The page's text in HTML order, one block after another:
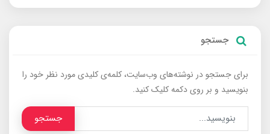
جستجو
برای جستجو در نوشته‌های وب‌سایت، کلمه‌ی کلیدی مورد نظر خود را
بنویسید و بر روی دکمه کلیک کنید.
جستجو